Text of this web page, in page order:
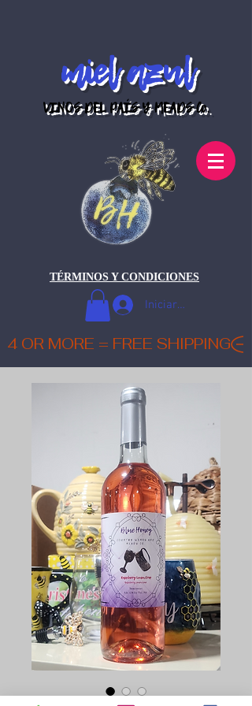
miel azul
VINOS DEL PAÍS Y MEADS Co.
TÉRMINOS Y CONDICIONES
Iniciar sesión
4 OR MORE = FREE SHIPPING